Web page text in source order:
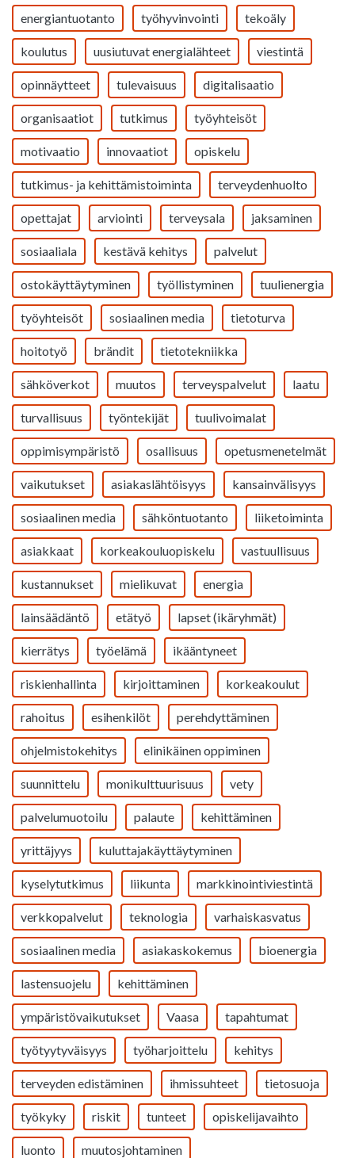
energiantuotanto työhyvinvointi tekoäly
koulutus uusiutuvat energialähteet viestintä
opinnäytteet tulevaisuus digitalisaatio
organisaatiot tutkimus työyhteisöt
motivaatio innovaatiot opiskelu
tutkimus- ja kehittämistoiminta terveydenhuolto
opettajat arviointi terveysala jaksaminen
sosiaaliala kestävä kehitys palvelut
ostokäyttäytyminen työllistyminen tuulienergia
työyhteisöt sosiaalinen media tietoturva
hoitotyö brändit tietotekniikka
sähköverkot muutos terveyspalvelut laatu
turvallisuus työntekijät tuulivoimalat
oppimisympäristö osallisuus opetusmenetelmät
vaikutukset asiakaslähtöisyys kansainvälisyys
sosiaalinen media sähköntuotanto liiketoiminta
asiakkaat korkeakouluopiskelu vastuullisuus
kustannukset mielikuvat energia
lainsäädäntö etätyö lapset (ikäryhmät)
kierrätys työelämä ikääntyneet
riskienhallinta kirjoittaminen korkeakoulut
rahoitus esihenkilöt perehdyttäminen
ohjelmistokehitys elinikäinen oppiminen
suunnittelu monikulttuurisuus vety
palvelumuotoilu palaute kehittäminen
yrittäjyys kuluttajakäyttäytyminen
kyselytutkimus liikunta markkinointiviestintä
verkkopalvelut teknologia varhaiskasvatus
sosiaalinen media asiakaskokemus bioenergia
lastensuojelu kehittäminen
ympäristövaikutukset Vaasa tapahtumat
työtyytyväisyys työharjoittelu kehitys
terveyden edistäminen ihmissuhteet tietosuoja
työkyky riskit tunteet opiskelijavaihto
luonto muutosjohtaminen